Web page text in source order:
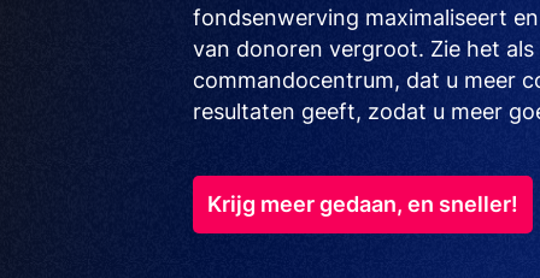
fondsenwerving maximaliseert
van donoren vergroot. Zie het als
commandocentrum, dat u meer
resultaten geeft, zodat u meer
Krijg meer gedaan, en sneller!